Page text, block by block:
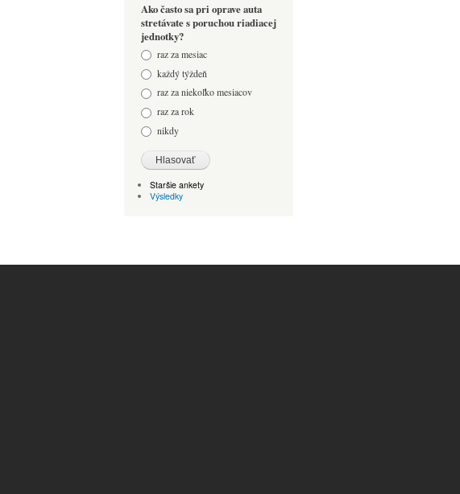
Ako často sa pri oprave auta
stretávate s poruchou riadiacej
jednotky?
Odpovede
raz za mesiac
každý týždeň
raz za niekoľko mesiacov
raz za rok
nikdy
Staršie ankety
Výsledky